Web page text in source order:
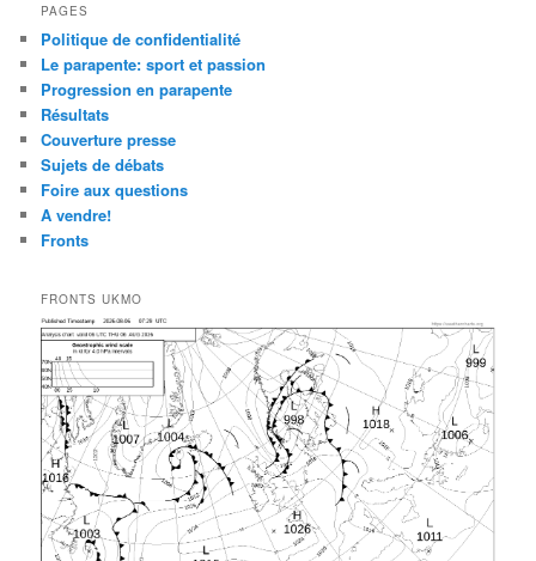
PAGES
Politique de confidentialité
Le parapente: sport et passion
Progression en parapente
Résultats
Couverture presse
Sujets de débats
Foire aux questions
A vendre!
Fronts
FRONTS UKMO